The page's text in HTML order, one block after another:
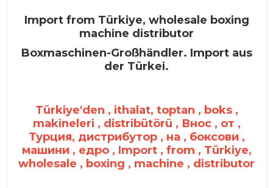
Import from Türkiye, wholesale boxing
machine distributor
Boxmaschinen-Großhändler. Import aus
der Türkei.
Türkiye'den , ithalat, toptan , boks ,
makineleri , distribütörü , Внос , от ,
Турция, дистрибутор , на , боксови ,
машини , едро , Import , from , Türkiye,
wholesale , boxing , machine , distributor